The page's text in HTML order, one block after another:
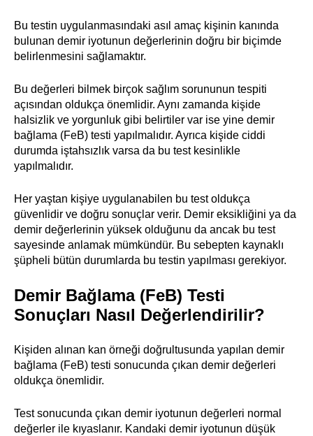
Bu testin uygulanmasındaki asıl amaç kişinin kanında
bulunan demir iyotunun değerlerinin doğru bir biçimde
belirlenmesini sağlamaktır.
Bu değerleri bilmek birçok sağlım sorununun tespiti
açısından oldukça önemlidir. Aynı zamanda kişide
halsizlik ve yorgunluk gibi belirtiler var ise yine demir
bağlama (FeB) testi yapılmalıdır. Ayrıca kişide ciddi
durumda iştahsızlık varsa da bu test kesinlikle
yapılmalıdır.
Her yaştan kişiye uygulanabilen bu test oldukça
güvenlidir ve doğru sonuçlar verir. Demir eksikliğini ya da
demir değerlerinin yüksek olduğunu da ancak bu test
sayesinde anlamak mümkündür. Bu sebepten kaynaklı
şüpheli bütün durumlarda bu testin yapılması gerekiyor.
Demir Bağlama (FeB) Testi
Sonuçları Nasıl Değerlendirilir?
Kişiden alınan kan örneği doğrultusunda yapılan demir
bağlama (FeB) testi sonucunda çıkan demir değerleri
oldukça önemlidir.
Test sonucunda çıkan demir iyotunun değerleri normal
değerler ile kıyaslanır. Kandaki demir iyotunun düşük